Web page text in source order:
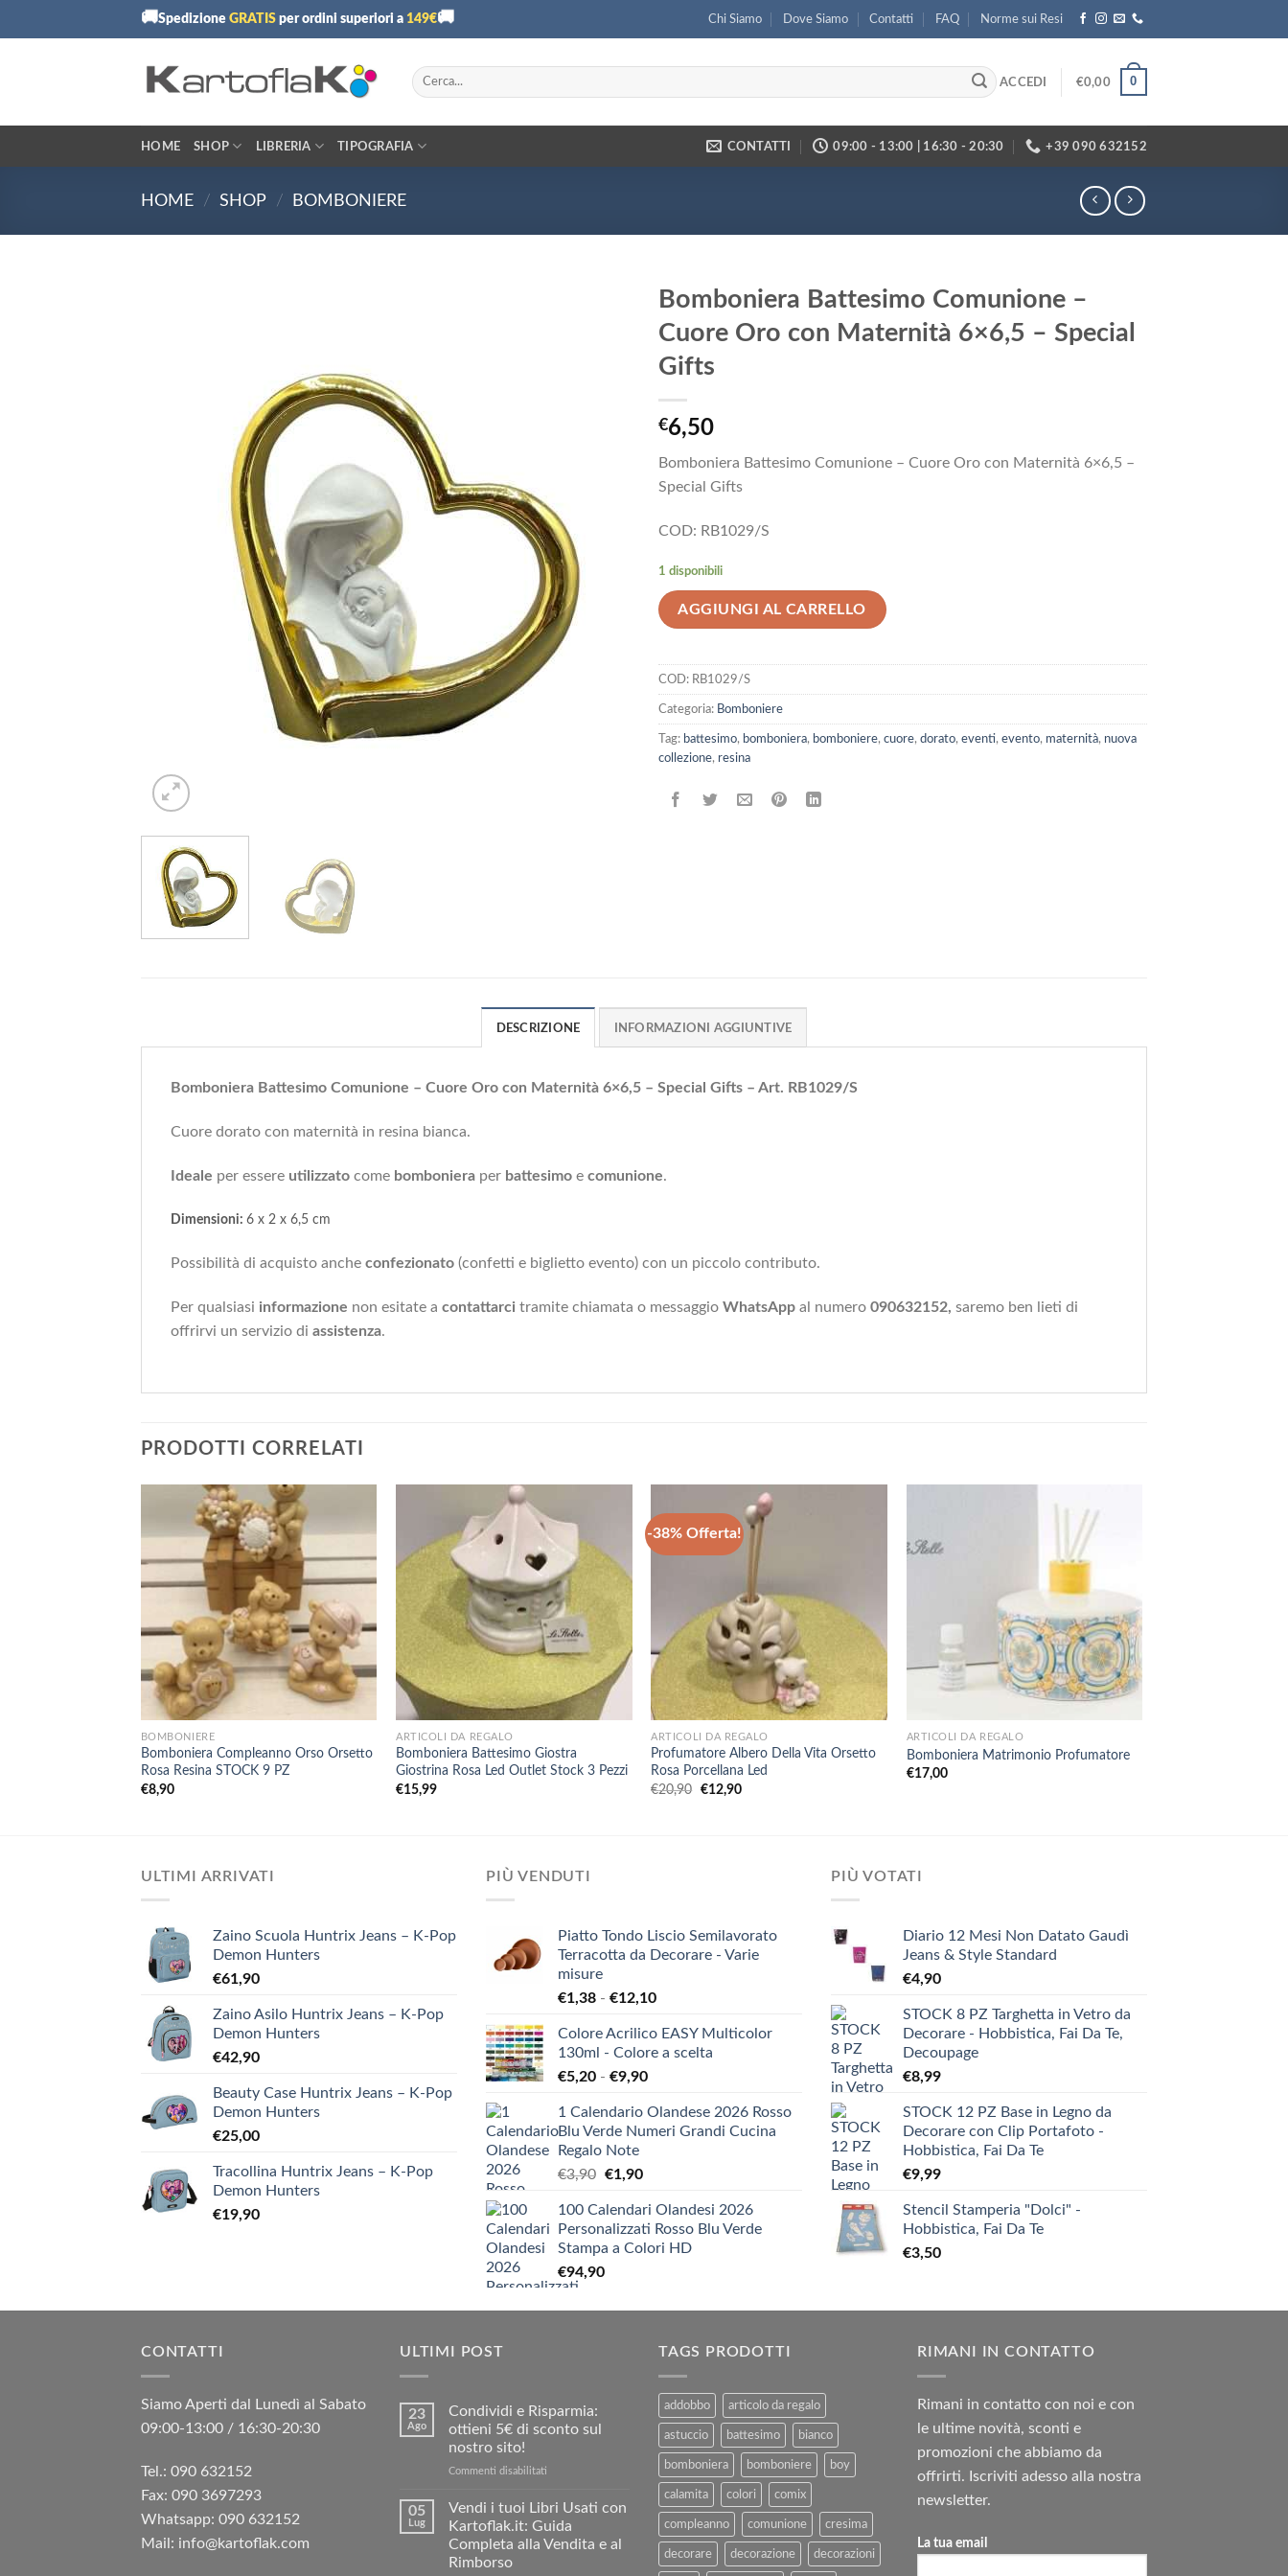
🚚Spedizione GRATIS per ordini superiori a 149€🚚 Chi Siamo Dove Siamo Contatti FAQ Norme sui Resi
Cerca:
ACCEDI €0,00 0
HOME SHOP LIBRERIA TIPOGRAFIA CONTATTI 09:00 - 13:00 | 16:30 - 20:30 +39 090 632152
HOME / SHOP / BOMBONIERE
Bomboniera Battesimo Comunione –
Cuore Oro con Maternità 6×6,5 – Special
Gifts
€6,50
Bomboniera Battesimo Comunione – Cuore Oro con Maternità 6×6,5 –
Special Gifts
COD: RB1029/S
1 disponibili
AGGIUNGI AL CARRELLO
COD: RB1029/S
Categoria: Bomboniere
Tag: battesimo, bomboniera, bomboniere, cuore, dorato, eventi, evento, maternità, nuova
collezione, resina
DESCRIZIONE INFORMAZIONI AGGIUNTIVE
Bomboniera Battesimo Comunione – Cuore Oro con Maternità 6×6,5 – Special Gifts – Art. RB1029/S
Cuore dorato con maternità in resina bianca.
Ideale per essere utilizzato come bomboniera per battesimo e comunione.
Dimensioni: 6 x 2 x 6,5 cm
Possibilità di acquisto anche confezionato (confetti e biglietto evento) con un piccolo contributo.
Per qualsiasi informazione non esitate a contattarci tramite chiamata o messaggio WhatsApp al numero 090632152, saremo ben lieti di
offrirvi un servizio di assistenza.
PRODOTTI CORRELATI
+
BOMBONIERE
Bomboniera Compleanno Orso Orsetto
Rosa Resina STOCK 9 PZ
€8,90
ARTICOLI DA REGALO
Bomboniera Battesimo Giostra
Giostrina Rosa Led Outlet Stock 3 Pezzi
€15,99
-38% Offerta!
ARTICOLI DA REGALO
Profumatore Albero Della Vita Orsetto
Rosa Porcellana Led
€20,90 Il
€12,90Il
ARTICOLI DA REGALO
Bomboniera Matrimonio Profumatore
€17,00
ULTIMI ARRIVATI
Zaino Scuola Huntrix Jeans – K-Pop
Demon Hunters
€61,90
Zaino Asilo Huntrix Jeans – K-Pop
Demon Hunters
€42,90
Beauty Case Huntrix Jeans – K-Pop
Demon Hunters
€25,00
Tracollina Huntrix Jeans – K-Pop
Demon Hunters
€19,90
PIÙ VENDUTI
Piatto Tondo Liscio Semilavorato
Terracotta da Decorare - Varie
misure
€1,38 - €12,10Fascia
prezzo:
da
€12,10
Colore Acrilico EASY Multicolor
130ml - Colore a scelta
€5,20 - €9,90Fascia
prezzo:
da
1 Calendario Olandese 2026 Rosso
Blu Verde Numeri Grandi Cucina
Regalo Note
€3,90 Il
originale
era:
€3,90.
€1,90Il
attuale
è:
€1,90.
100 Calendari Olandesi 2026
Personalizzati Rosso Blu Verde
Stampa a Colori HD
€94,90
PIÙ VOTATI
Diario 12 Mesi Non Datato Gaudì
Jeans & Style Standard
€4,90
STOCK 8 PZ Targhetta in Vetro da
Decorare - Hobbistica, Fai Da Te,
Decoupage
€8,99
STOCK 12 PZ Base in Legno da
Decorare con Clip Portafoto -
Hobbistica, Fai Da Te
€9,99
Stencil Stamperia "Dolci" -
Hobbistica, Fai Da Te
€3,50
CONTATTI
Siamo Aperti dal Lunedì al Sabato
09:00-13:00 / 16:30-20:30
Tel.: 090 632152
Fax: 090 3697293‬
Whatsapp: 090 632152
Mail: info@kartoflak.com
ULTIMI POST
23
Ago
Condividi e Risparmia:
ottieni 5€ di sconto sul
nostro sito!
Commenti disabilitati
Risparmia:
5€
05
Lug
Vendi i tuoi Libri Usati con
Kartoflak.it: Guida
Completa alla Vendita e al
Rimborso
TAGS PRODOTTI
addobbo articolo da regalo
astuccio battesimo bianco
bomboniera bomboniere boy
calamita colori comix
compleanno comunione cresima
decorare decorazione decorazioni
RIMANI IN CONTATTO
Rimani in contatto con noi e con
le ultime novità, sconti e
promozioni che abbiamo da
offrirti. Iscriviti adesso alla nostra
newsletter.
La tua email